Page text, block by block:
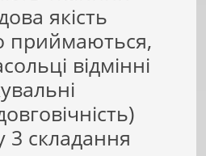
якість
приймаються,
відмінні
3 складання